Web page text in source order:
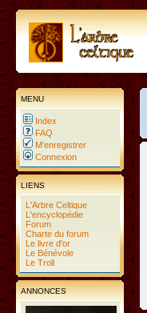
MENU
Index
FAQ
M’enregistrer
Connexion
LIENS
L'Arbre Celtique
L'encyclopédie
Forum
Charte du forum
Le livre d'or
Le Bénévole
Le Troll
ANNONCES